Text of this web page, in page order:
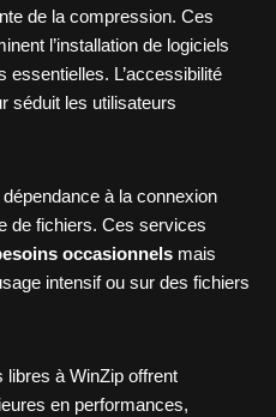
de la compression. Ces
l’installation de logiciels
essentielles. L’accessibilité
séduit les utilisateurs
à la connexion
de fichiers. Ces services
occasionnels mais
intensif ou sur des fichiers
libres à WinZip offrent
en performances,